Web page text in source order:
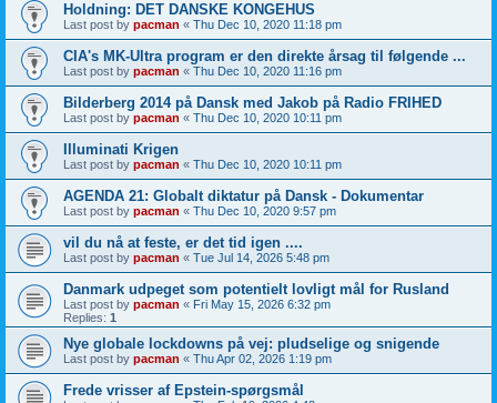
Holdning: DET DANSKE KONGEHUS
Last post by pacman « Thu Dec 10, 2020 11:18 pm
CIA's MK-Ultra program er den direkte årsag til følgende ...
Last post by pacman « Thu Dec 10, 2020 11:16 pm
Bilderberg 2014 på Dansk med Jakob på Radio FRIHED
Last post by pacman « Thu Dec 10, 2020 10:11 pm
Illuminati Krigen
Last post by pacman « Thu Dec 10, 2020 10:11 pm
AGENDA 21: Globalt diktatur på Dansk - Dokumentar
Last post by pacman « Thu Dec 10, 2020 9:57 pm
vil du nå at feste, er det tid igen ....
Last post by pacman « Tue Jul 14, 2026 5:48 pm
Danmark udpeget som potentielt lovligt mål for Rusland
Last post by pacman « Fri May 15, 2026 6:32 pm
Replies: 1
Nye globale lockdowns på vej: pludselige og snigende
Last post by pacman « Thu Apr 02, 2026 1:19 pm
Frede vrisser af Epstein-spørgsmål